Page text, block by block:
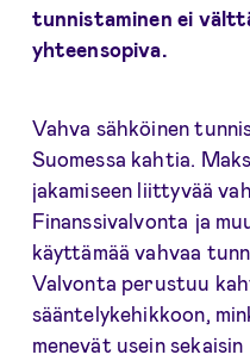
tunnistaminen ei
yhteensopiva.
Vahva sähköinen
Suomessa kahtia.
jakamiseen liittyvää
Finanssivalvonta ja
käyttämää vahvaa
Valvonta perustuu
sääntelykehikkoon,
menevät usein